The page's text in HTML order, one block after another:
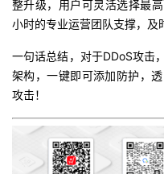
整升级，用户可灵活选择最
小时的专业运营团队支撑，及
一句话总结，对于DDoS攻击
架构，一键即可添加防护，
攻击！